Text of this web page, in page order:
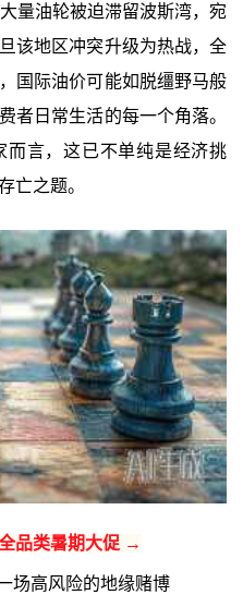
量油轮被迫滞留波斯湾，宛
该地区冲突升级为热战，全
国际油价可能如脱缰野马般
者日常生活的每一个角落。
而言，这已不单纯是经济挑
亡之题。
品类暑期大促 →
场高风险的地缘赌博